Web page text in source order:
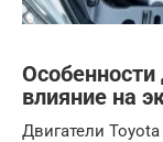
Особенности
влияние на
Двигатели